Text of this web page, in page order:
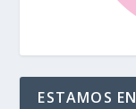
ESTAMOS EN